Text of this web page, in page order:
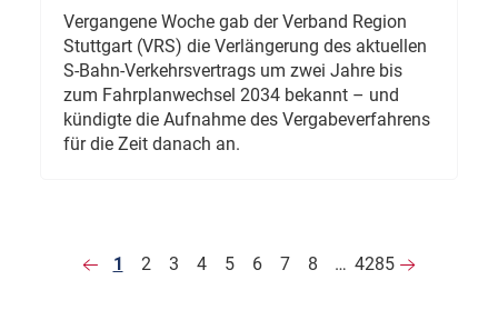
Vergangene Woche gab der Verband Region
Stuttgart (VRS) die Verlängerung des aktuellen
S-Bahn-Verkehrsvertrags um zwei Jahre bis
zum Fahrplanwechsel 2034 bekannt – und
kündigte die Aufnahme des Vergabeverfahrens
für die Zeit danach an.
1 2 3 4 5 6 7 8 … 4285